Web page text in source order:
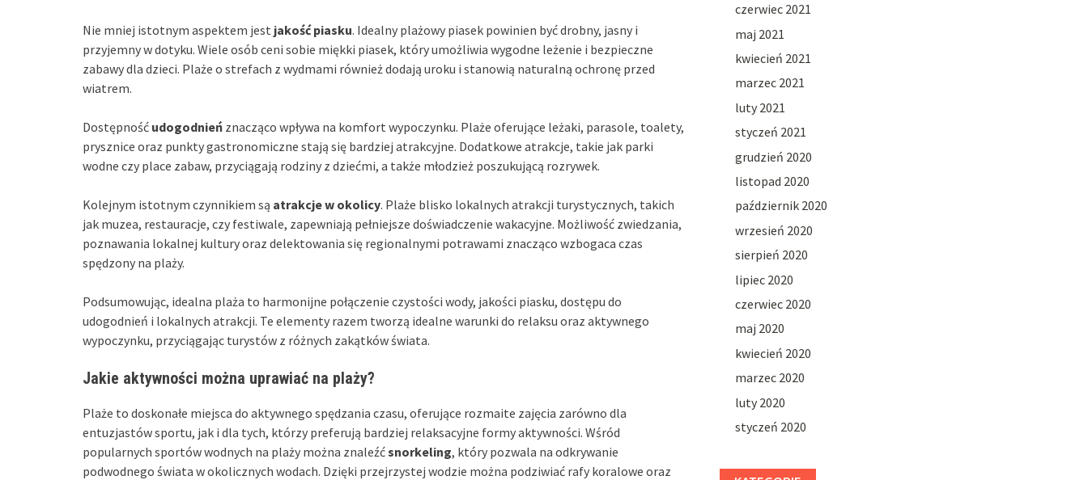
Nie mniej istotnym aspektem jest jakość piasku. Idealny plażowy piasek powinien być drobny, jasny i
przyjemny w dotyku. Wiele osób ceni sobie miękki piasek, który umożliwia wygodne leżenie i bezpieczne
zabawy dla dzieci. Plaże o strefach z wydmami również dodają uroku i stanowią naturalną ochronę przed
wiatrem.
Dostępność udogodnień znacząco wpływa na komfort wypoczynku. Plaże oferujące leżaki, parasole, toalety,
prysznice oraz punkty gastronomiczne stają się bardziej atrakcyjne. Dodatkowe atrakcje, takie jak parki
wodne czy place zabaw, przyciągają rodziny z dziećmi, a także młodzież poszukującą rozrywek.
Kolejnym istotnym czynnikiem są atrakcje w okolicy. Plaże blisko lokalnych atrakcji turystycznych, takich
jak muzea, restauracje, czy festiwale, zapewniają pełniejsze doświadczenie wakacyjne. Możliwość zwiedzania,
poznawania lokalnej kultury oraz delektowania się regionalnymi potrawami znacząco wzbogaca czas
spędzony na plaży.
Podsumowując, idealna plaża to harmonijne połączenie czystości wody, jakości piasku, dostępu do
udogodnień i lokalnych atrakcji. Te elementy razem tworzą idealne warunki do relaksu oraz aktywnego
wypoczynku, przyciągając turystów z różnych zakątków świata.
Jakie aktywności można uprawiać na plaży?
Plaże to doskonałe miejsca do aktywnego spędzania czasu, oferujące rozmaite zajęcia zarówno dla
entuzjastów sportu, jak i dla tych, którzy preferują bardziej relaksacyjne formy aktywności. Wśród
popularnych sportów wodnych na plaży można znaleźćsnorkeling, który pozwala na odkrywanie
podwodnego świata w okolicznych wodach. Dzięki przejrzystej wodzie można podziwiać rafy koralowe oraz
czerwiec 2021
maj 2021
kwiecień 2021
marzec 2021
luty 2021
styczeń 2021
grudzień 2020
listopad 2020
październik 2020
wrzesień 2020
sierpień 2020
lipiec 2020
czerwiec 2020
maj 2020
kwiecień 2020
marzec 2020
luty 2020
styczeń 2020